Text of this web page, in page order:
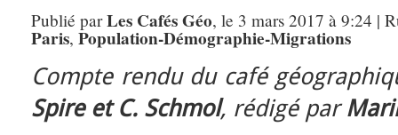
Publié parLes Cafés Géo, le 3 mars 2017 à 9:24 |
Paris, Population-Démographie-Migrations
Compte rendu du café
Spire et C. Schmol, rédigé par